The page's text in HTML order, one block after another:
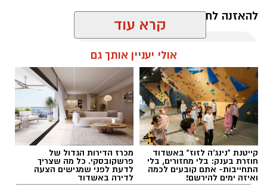
החלה לחוש צירים, אך ככל הנראה לא הבינה כי
היא כבר נמצאת בלידה פעילה. בבוקר יצאו היא
ובעלה דן לכיוון בית החולים.
להאזנה לתוכן:
עופר אשטוקר / 21:12 09.08.26
תגים:דקירות באשקלון מעצר תושב אשדוד
קרא עוד
אולי יעניין אותך גם
קייטנת "נינג'ה לזוז" באשדוד
חוזרת בענק: בלי מחזורים, בלי
התחייבות- אתם קובעים לכמה
ואיזה ימים להירשם!
מכרז הדירות הגדול של
פרשקובסקי. כל מה שצריך
לדעת לפני שמגישים הצעה
לדירה באשדוד